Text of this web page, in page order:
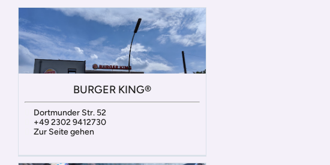
BURGER KING®
Dortmunder Str. 52
+49 2302 9412730
Zur Seite gehen